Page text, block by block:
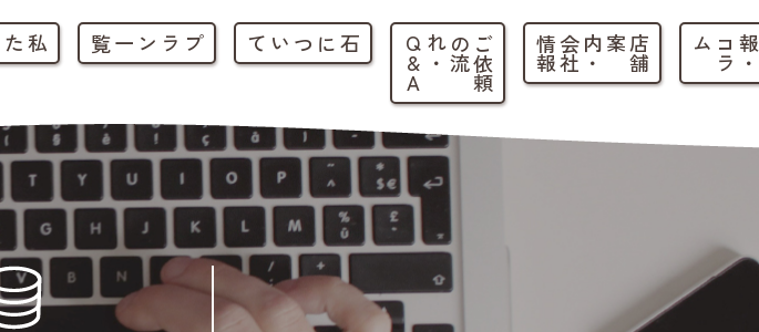
私たちの想い プラン一覧 石について ご
依
頼
の
流
れ
・
Q
&
A 店
舗
案内
・
会
社
情
報